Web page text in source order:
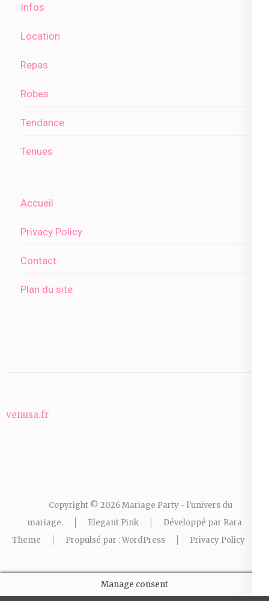
Infos
Location
Repas
Robes
Tendance
Tenues
Accueil
Privacy Policy
Contact
Plan du site
venusa.fr
Copyright © 2026Mariage Party - l'univers du
mariage. Elegant Pink Développé par Rara
Theme
Propulsé par :WordPress Privacy Policy
Manage consent